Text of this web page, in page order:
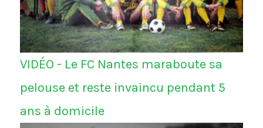
VIDÉO - Le FC Nantes maraboute sa
pelouse et reste invaincu pendant 5
ans à domicile